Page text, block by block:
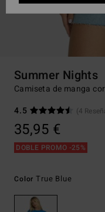
Summer Nights
Camiseta de manga
4.5
(4
35,95 €
DOBLE PROMO -25%
ColorTrue Blue